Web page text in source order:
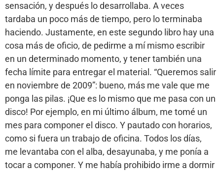
sensación, y después lo desarrollaba. A veces
tardaba un poco más de tiempo, pero lo terminaba
haciendo. Justamente, en este segundo libro hay una
cosa más de oficio, de pedirme a mí mismo escribir
en un determinado momento, y tener también una
fecha límite para entregar el material. “Queremos salir
en noviembre de 2009”: bueno, más me vale que me
ponga las pilas. ¡Que es lo mismo que me pasa con un
disco! Por ejemplo, en mi último álbum, me tomé un
mes para componer el disco. Y pautado con horarios,
como si fuera un trabajo de oficina. Todos los días,
me levantaba con el alba, desayunaba, y me ponía a
tocar a componer. Y me había prohibido irme a dormir